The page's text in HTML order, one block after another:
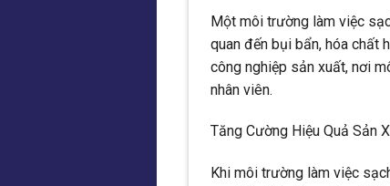
Một môi trường làm việc
quan đến bụi bẩn, hóa chất
công nghiệp sản xuất, nơi
nhân viên.
Tăng Cường Hiệu Quả Sản
Khi môi trường làm việc